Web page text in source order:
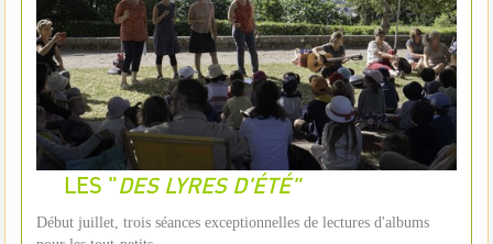
LES "DES LYRES D'ÉTÉ"
Début juillet, trois séances exceptionnelles de lectures d'albums